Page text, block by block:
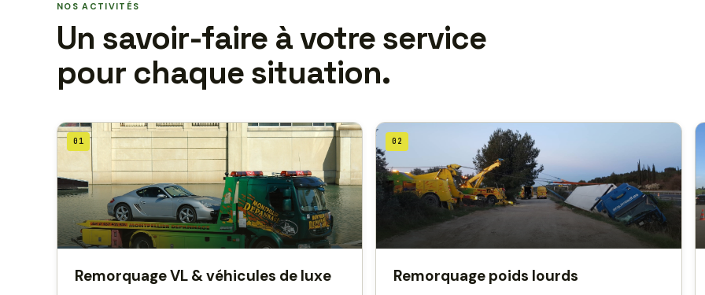
NOS ACTIVITÉS
Un savoir-faire à votre service
pour chaque situation.
01
Remorquage VL & véhicules de luxe
02
Remorquage poids lourds